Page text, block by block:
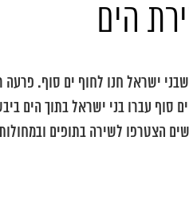
הים
ישראל חנו לחוף ים סוף. פרעה
סוף עברו בני ישראל בתוך הים
הצטרפו לשירה בתופים